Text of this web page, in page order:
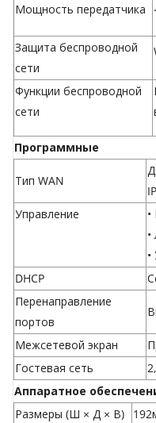
Мощность передатчика
Защита беспроводной
сети
Функции беспроводной
сети
Программные
Тип WAN
Управление
DHCP
Перенаправление
портов
Межсетевой экран
Гостевая сеть
Аппаратное
Размеры (Ш × Д × В)